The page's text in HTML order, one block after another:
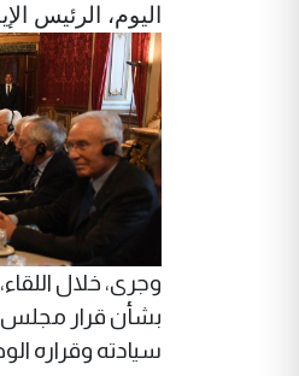
اليوم، الرئيس
وجرى، خلال
بشأن قرار مجلس
سيادته وقراره